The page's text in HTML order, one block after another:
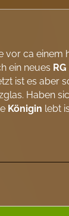
vor ca
ein neues RG
ist es aber
Haben
Königin lebt